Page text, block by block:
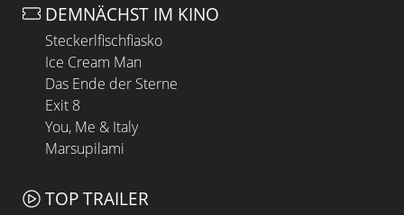
DEMNÄCHST IM KINO
Steckerlfischfiasko
Ice Cream Man
Das Ende der Sterne
Exit 8
You, Me & Italy
Marsupilami
TOP TRAILER